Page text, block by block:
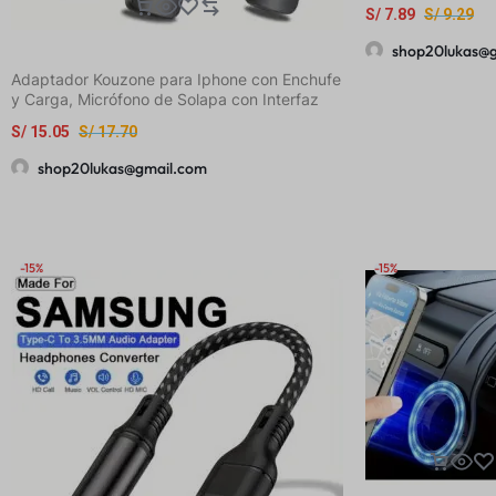
Adaptador Kouzone para Iphone con Enchufe
y Carga, Micrófono de Solapa con Interfaz
Regalo de Pascua
S/17.70
S/ 15.05
shop20lukas@gmail.com
Rápida de 66W
Monitoreo de
una Carga Más
S/9.29
S/ 7.89
-15% -15%